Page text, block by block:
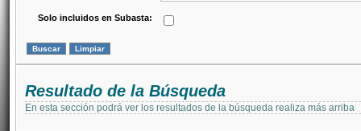
Solo incluidos en Subasta:
Resultado de la Búsqueda
En esta sección podrá ver los resultados de la búsqueda realiza más arriba